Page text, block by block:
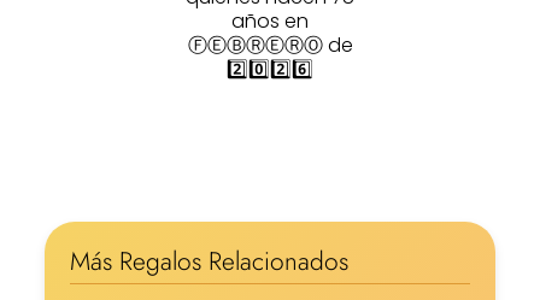
años en
ⒻⒺⒷⓇⒺⓇⓄ de
2️⃣0️⃣2️⃣6️⃣
Más Regalos Relacionados